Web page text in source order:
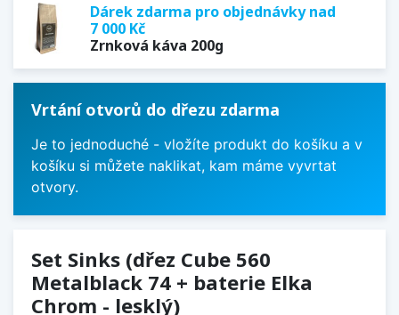
Dárek zdarma pro objednávky nad
7 000 Kč
Zrnková káva 200g
Vrtání otvorů do dřezu zdarma
Je to jednoduché - vložíte produkt do košíku a v
košíku si můžete naklikat, kam máme vyvrtat
otvory.
Set Sinks (dřez Cube 560
Metalblack 74 + baterie Elka
Chrom - lesklý)